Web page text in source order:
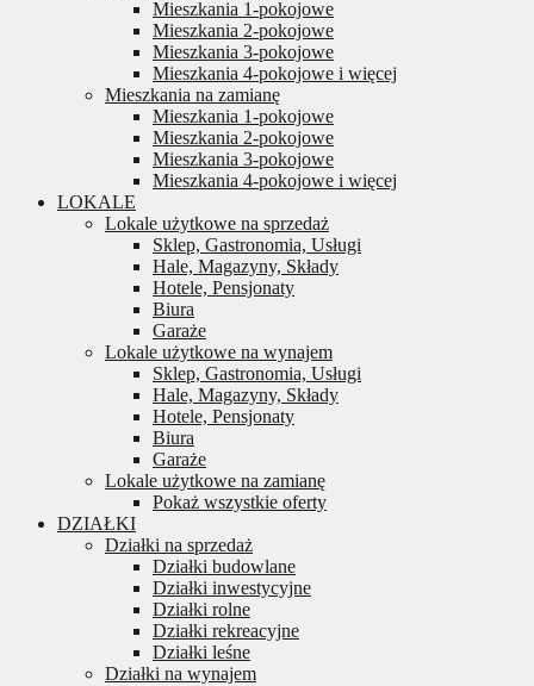
Mieszkania 1-pokojowe
Mieszkania 2-pokojowe
Mieszkania 3-pokojowe
Mieszkania 4-pokojowe i więcej
Mieszkania na zamianę
Mieszkania 1-pokojowe
Mieszkania 2-pokojowe
Mieszkania 3-pokojowe
Mieszkania 4-pokojowe i więcej
LOKALE
Lokale użytkowe na sprzedaż
Sklep, Gastronomia, Usługi
Hale, Magazyny, Składy
Hotele, Pensjonaty
Biura
Garaże
Lokale użytkowe na wynajem
Sklep, Gastronomia, Usługi
Hale, Magazyny, Składy
Hotele, Pensjonaty
Biura
Garaże
Lokale użytkowe na zamianę
Pokaż wszystkie oferty
DZIAŁKI
Działki na sprzedaż
Działki budowlane
Działki inwestycyjne
Działki rolne
Działki rekreacyjne
Działki leśne
Działki na wynajem